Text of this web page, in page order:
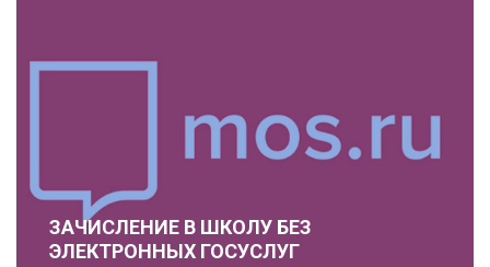
ЗАЧИСЛЕНИЕ В ШКОЛУ БЕЗ
ЭЛЕКТРОННЫХ ГОСУСЛУГ